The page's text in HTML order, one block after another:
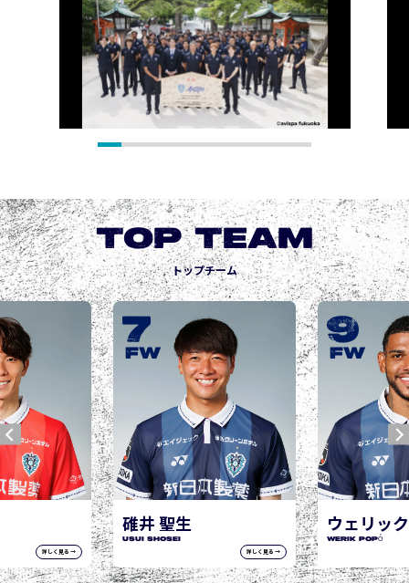
TOP TEAM
トップチーム
詳しく見る →
ウェリック ポポ
WERIK POPÓ
詳しく見る →
9
FW
城後 寿
JOGO Hisashi
10
FW